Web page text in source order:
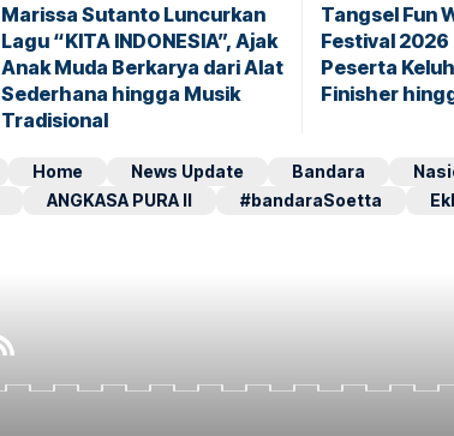
Marissa Sutanto Luncurkan
Lagu “KITA INDONESIA”, Ajak
Anak Muda Berkarya dari Alat
Sederhana hingga Musik
Tradisional
Tangsel Fun
Festival
Peserta
Finisher
Home News Update Bandara
ANGKASA PURA II #bandaraSoetta